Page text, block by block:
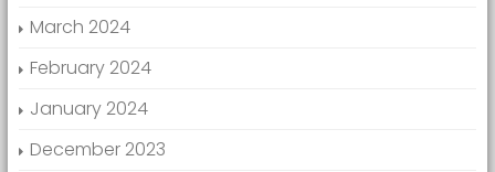
March 2024
February 2024
January 2024
December 2023